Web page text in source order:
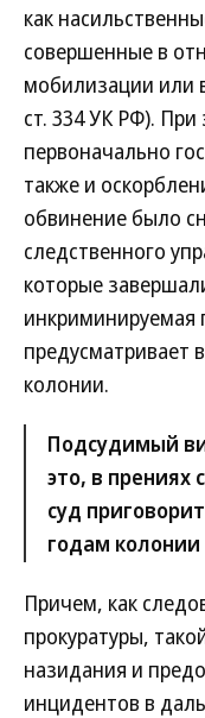
как
совершенные в
мобилизации или
ст. 334 УК РФ).
первоначально
также и
обвинение было
следственного
которые
инкриминируемая
предусматривает
колонии.
Подсудимый
это, в прениях
суд
годам
Причем, как
прокуратуры,
назидания и
инцидентов в